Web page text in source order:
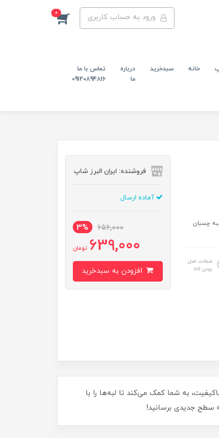
ورود به حساب کاربری 0
خانه سبدخرید
درباره
ما
تماس با ما
09120894816
چسبان
ضمانت اصل
بودن کالا
فروشنده: ایران البرز شاپ
آماده ارسال
656,000
3%
639,000 تومان
به شما کمک می‌کند تا لبه‌ها را با
سطح جدیدی برسانید!